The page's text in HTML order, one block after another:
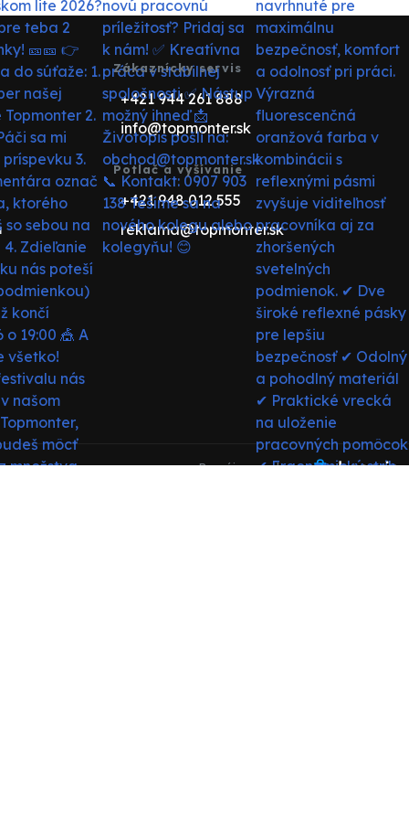
Zákaznícky servis
+421 944 261 888
info@topmonter.sk
Potlač a vyšívanie
+421 948 012 555
reklama@topmonter.sk
Prenájom e-shopu